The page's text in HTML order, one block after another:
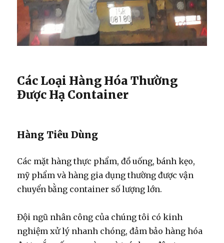
Các Loại Hàng Hóa Thường
Được Hạ Container
Hàng Tiêu Dùng
Các mặt hàng thực phẩm, đồ uống, bánh kẹo,
mỹ phẩm và hàng gia dụng thường được vận
chuyển bằng container số lượng lớn.
Đội ngũ nhân công của chúng tôi có kinh
nghiệm xử lý nhanh chóng, đảm bảo hàng hóa